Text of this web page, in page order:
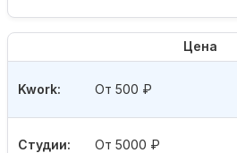
Цена
Студии: От 5000 ₽
Kwork: От 500 ₽